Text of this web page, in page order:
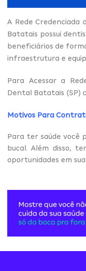
A Rede Credenciada
Batatais possui
beneficiários de
infraestrutura e
Para Acessar a
Dental Batatais (SP)
Motivos Para
Para ter saúde você
bucal. Além disso,
oportunidades em